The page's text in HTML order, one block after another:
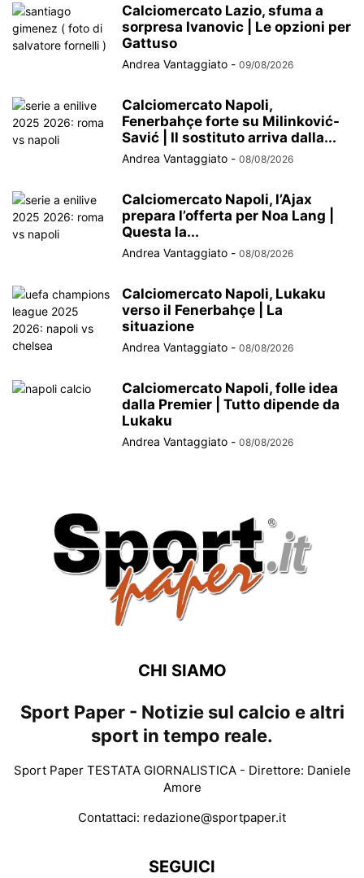
Calciomercato Lazio, sfuma a
sorpresa Ivanovic | Le opzioni per
Gattuso
Andrea Vantaggiato - 09/08/2026
Calciomercato Napoli,
Fenerbahçe forte su Milinković-
Savić | Il sostituto arriva dalla...
Andrea Vantaggiato - 08/08/2026
Calciomercato Napoli, l’Ajax
prepara l’offerta per Noa Lang |
Questa la...
Andrea Vantaggiato - 08/08/2026
Calciomercato Napoli, Lukaku
verso il Fenerbahçe | La
situazione
Andrea Vantaggiato - 08/08/2026
Calciomercato Napoli, folle idea
dalla Premier | Tutto dipende da
Lukaku
Andrea Vantaggiato - 08/08/2026
CHI SIAMO
Sport Paper - Notizie sul calcio e altri
sport in tempo reale.
Sport Paper TESTATA GIORNALISTICA - Direttore: Daniele
Amore
Contattaci: redazione@sportpaper.it
SEGUICI